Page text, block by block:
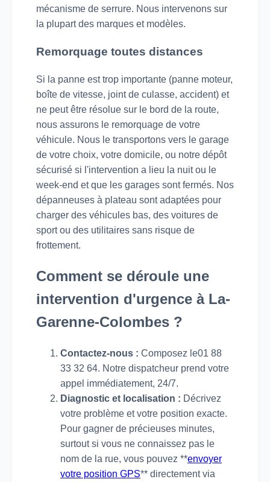
mécanisme de serrure. Nous intervenons sur
la plupart des marques et modèles.
Remorquage toutes distances
Si la panne est trop importante (panne moteur,
boîte de vitesse, joint de culasse, accident) et
ne peut être résolue sur le bord de la route,
nous assurons le remorquage de votre
véhicule. Nous le transportons vers le garage
de votre choix, votre domicile, ou notre dépôt
sécurisé si l'intervention a lieu la nuit ou le
week-end et que les garages sont fermés. Nos
dépanneuses à plateau sont adaptées pour
charger des véhicules bas, des voitures de
sport ou des utilitaires sans risque de
frottement.
Comment se déroule une
intervention d'urgence à La-
Garenne-Colombes ?
Contactez-nous : Composez le01 88
33 32 64. Notre dispatcheur prend votre
appel immédiatement, 24/7.
Diagnostic et localisation : Décrivez
votre problème et votre position exacte.
Pour gagner de précieuses minutes,
surtout si vous ne connaissez pas le
nom de la rue, vous pouvez **envoyer
votre position GPS** directement via